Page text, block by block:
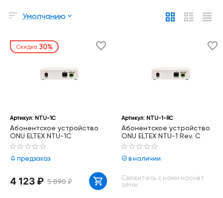
Умолчанию
Скидка 30%
Артикул: NTU-1C
Абонентское устройство
ONU ELTEX NTU-1C
предзаказ
5 890 ₽
4 123₽
Артикул: NTU-1-RC
Абонентское устройство
ONU ELTEX NTU-1 Rev. C
в наличии
Свяжитесь с нами насчёт
цены